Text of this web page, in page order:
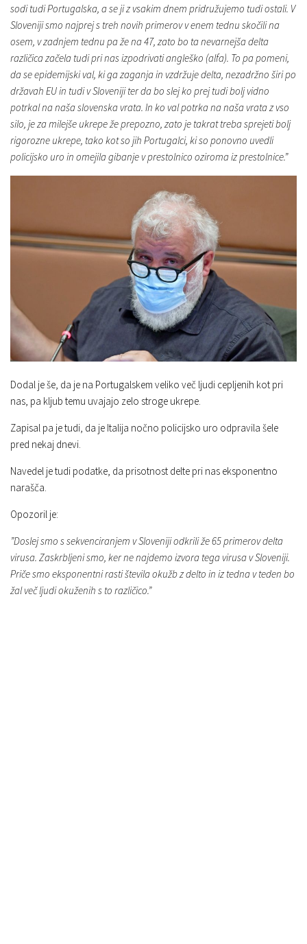
sodi tudi Portugalska, a se ji z vsakim dnem pridružujemo tudi ostali. V
Sloveniji smo najprej s treh novih primerov v enem tednu skočili na
osem, v zadnjem tednu pa že na 47, zato bo ta nevarnejša delta
različica začela tudi pri nas izpodrivati angleško (alfa). To pa pomeni,
da se epidemijski val, ki ga zaganja in vzdržuje delta, nezadržno širi po
državah EU in tudi v Sloveniji ter da bo slej ko prej tudi bolj vidno
potrkal na naša slovenska vrata. In ko val potrka na naša vrata z vso
silo, je za milejše ukrepe že prepozno, zato je takrat treba sprejeti bolj
rigorozne ukrepe, tako kot so jih Portugalci, ki so ponovno uvedli
policijsko uro in omejila gibanje v prestolnico oziroma iz prestolnice.”
Dodal je še, da je na Portugalskem veliko več ljudi cepljenih kot pri
nas, pa kljub temu uvajajo zelo stroge ukrepe.
Zapisal pa je tudi, da je Italija nočno policijsko uro odpravila šele
pred nekaj dnevi.
Navedel je tudi podatke, da prisotnost delte pri nas eksponentno
narašča.
Opozoril je:
”Doslej smo s sekvenciranjem v Sloveniji odkrili že 65 primerov delta
virusa. Zaskrbljeni smo, ker ne najdemo izvora tega virusa v Sloveniji.
Priče smo eksponentni rasti števila okužb z delto in iz tedna v teden bo
žal več ljudi okuženih s to različico.”